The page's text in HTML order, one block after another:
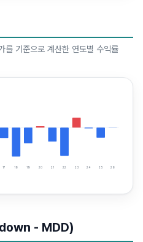
를 기준으로 계산한 연도별 수익률
17 18 19 20 21 22 23 24 25 26
- MDD)